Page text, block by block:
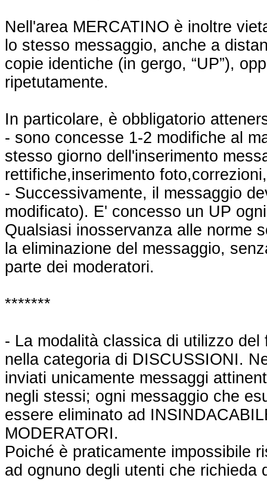
Nell'area MERCATINO è inoltre
lo stesso messaggio, anche a
copie identiche (in gergo, “UP”),
ripetutamente.
In particolare, è obbligatorio
- sono concesse 1-2 modifiche al
stesso giorno dell'inserimento
rettifiche,inserimento
- Successivamente, il messaggio
modificato). E' concesso un UP
Qualsiasi inosservanza alle norme
la eliminazione del messaggio,
parte dei moderatori.
*******
- La modalità classica di utilizzo
nella categoria di DISCUSSIONI.
inviati unicamente messaggi
negli stessi; ogni messaggio che
essere eliminato ad
MODERATORI.
Poiché è praticamente impossibile
ad ognuno degli utenti che richieda